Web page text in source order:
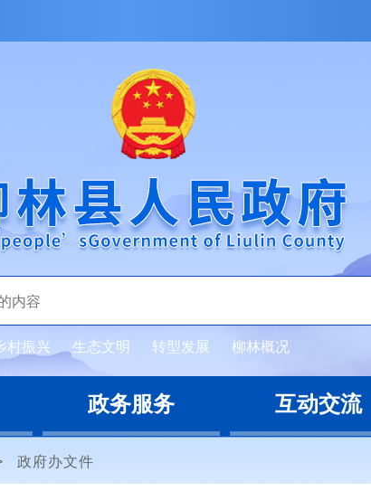
村振兴 生态文明 转型发展 柳林概况
政务服务 互动交流
政府办文件